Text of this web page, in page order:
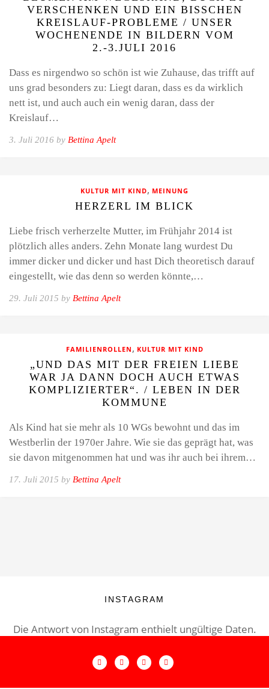
VERSCHENKEN UND EIN BISSCHEN
KREISLAUF-PROBLEME / UNSER
WOCHENENDE IN BILDERN VOM
2.-3.JULI 2016
Dass es nirgendwo so schön ist wie Zuhause, das trifft auf
uns grad besonders zu: Liegt daran, dass es da wirklich
nett ist, und auch auch ein wenig daran, dass der
Kreislauf…
3. Juli 2016 by Bettina Apelt
KULTUR MIT KIND, MEINUNG
HERZERL IM BLICK
Liebe frisch verherzelte Mutter, im Frühjahr 2014 ist
plötzlich alles anders. Zehn Monate lang wurdest Du
immer dicker und dicker und hast Dich theoretisch darauf
eingestellt, wie das denn so werden könnte,…
29. Juli 2015 by Bettina Apelt
FAMILIENROLLEN , KULTUR MIT KIND
„UND DAS MIT DER FREIEN LIEBE
WAR JA DANN DOCH AUCH ETWAS
KOMPLIZIERTER“. / LEBEN IN DER
KOMMUNE
Als Kind hat sie mehr als 10 WGs bewohnt und das im
Westberlin der 1970er Jahre. Wie sie das geprägt hat, was
sie davon mitgenommen hat und was ihr auch bei ihrem…
17. Juli 2015 by Bettina Apelt
INSTAGRAM
Die Antwort von Instagram enthielt ungültige Daten.